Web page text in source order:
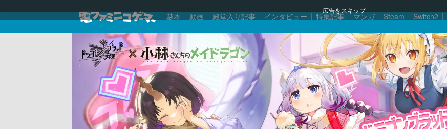
広告をスキップ
赫本 動画 殿堂入り記事 インタビュー 特集記事 マンガ Steam Switch2